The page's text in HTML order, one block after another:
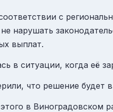
с
нарушать
выплат.
в ситуации, когда её
что решение будет в
в Виноградовском